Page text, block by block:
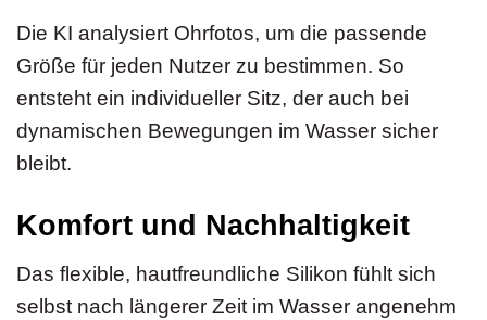
Die KI analysiert Ohrfotos, um die passende
Größe für jeden Nutzer zu bestimmen. So
entsteht ein individueller Sitz, der auch bei
dynamischen Bewegungen im Wasser sicher
bleibt.
Komfort und Nachhaltigkeit
Das flexible, hautfreundliche Silikon fühlt sich
selbst nach längerer Zeit im Wasser angenehm